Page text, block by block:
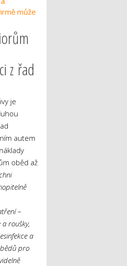
může
z řad
je
autem
oběd až
–
roušky,
a
pro